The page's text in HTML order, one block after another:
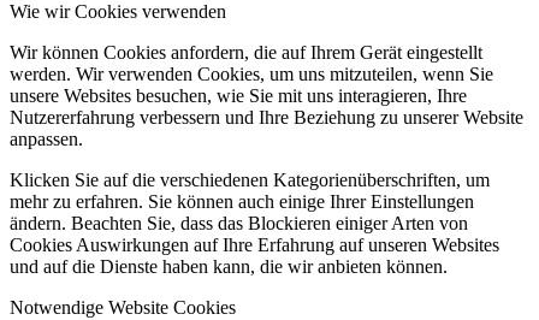
Wie wir Cookies verwenden
Wir können Cookies anfordern, die auf Ihrem Gerät eingestellt
werden. Wir verwenden Cookies, um uns mitzuteilen, wenn Sie
unsere Websites besuchen, wie Sie mit uns interagieren, Ihre
Nutzererfahrung verbessern und Ihre Beziehung zu unserer Website
anpassen.
Klicken Sie auf die verschiedenen Kategorienüberschriften, um
mehr zu erfahren. Sie können auch einige Ihrer Einstellungen
ändern. Beachten Sie, dass das Blockieren einiger Arten von
Cookies Auswirkungen auf Ihre Erfahrung auf unseren Websites
und auf die Dienste haben kann, die wir anbieten können.
Notwendige Website Cookies